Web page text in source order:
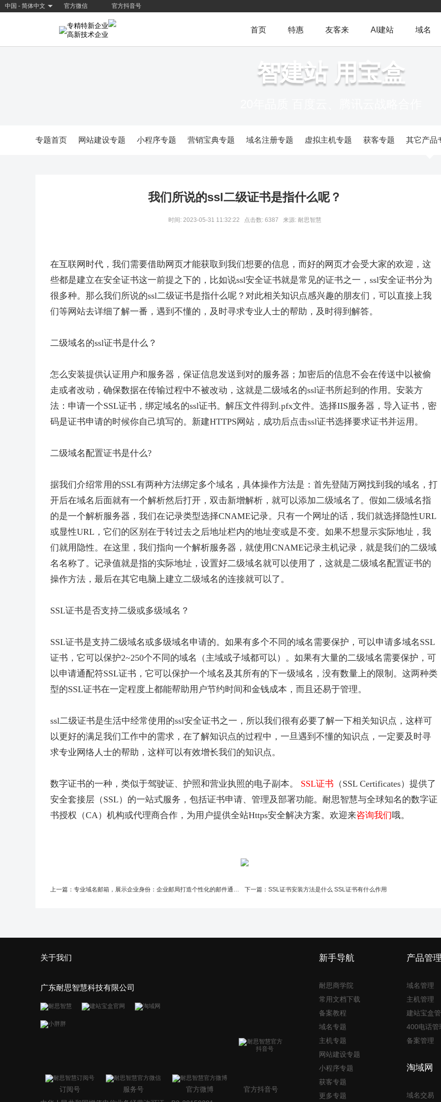
中国 - 简体中文 官方微信 官方抖音号
专精特新企业
高新技术企业
首页 特惠 友客来 AI建站 域名
智建站 用宝盒
专题首页 网站建设专题 小程序专题 营销宝典专题 域名注册专题 虚拟主机专题 获客专题 其它产品
我们所说的ssl二级证书是指什么呢？
时间: 2023-05-31 11:32:22 点击数: 6387 来源: 耐思智慧
在互联网时代，我们需要借助网页才能获取到我们想要的信息，而好的网页才会受大家的欢迎，这
些都是建立在安全证书这一前提之下的，比如说ssl安全证书就是常见的证书之一，ssl安全证书分为
很多种。那么我们所说的ssl二级证书是指什么呢？对此相关知识点感兴趣的朋友们，可以直接上我
们等网站去详细了解一番，遇到不懂的，及时寻求专业人士的帮助，及时得到解答。
二级域名的ssl证书是什么？
怎么安装提供认证用户和服务器，保证信息发送到对的服务器；加密后的信息不会在传送中以被偷
走或者改动，确保数据在传输过程中不被改动，这就是二级域名的ssl证书所起到的作用。安装方
法：申请一个SSL证书，绑定域名的ssl证书。解压文件得到.pfx文件。选择IIS服务器，导入证书，密
码是证书申请的时候你自己填写的。新建HTTPS网站，成功后点击ssl证书选择要求证书并运用。
二级域名配置证书是什么?
据我们介绍常用的SSL有两种方法绑定多个域名，具体操作方法是：首先登陆万网找到我的域名，打
开后在域名后面就有一个解析然后打开，双击新增解析，就可以添加二级域名了。假如二级域名指
的是一个解析服务器，我们在记录类型选择CNAME记录。只有一个网址的话，我们就选择隐性URL
或显性URL，它们的区别在于转过去之后地址栏内的地址变或是不变。如果不想显示实际地址，我
们就用隐性。在这里，我们指向一个解析服务器，就使用CNAME记录主机记录，就是我们的二级域
名名称了。记录值就是指的实际地址，设置好二级域名就可以使用了，这就是二级域名配置证书的
操作方法，最后在其它电脑上建立二级域名的连接就可以了。
SSL证书是否支持二级或多级域名？
SSL证书是支持二级域名或多级域名申请的。如果有多个不同的域名需要保护，可以申请多域名SSL
证书，它可以保护2~250个不同的域名（主域或子域都可以）。如果有大量的二级域名需要保护，可
以申请通配符SSL证书，它可以保护一个域名及其所有的下一级域名，没有数量上的限制。这两种类
型的SSL证书在一定程度上都能帮助用户节约时间和金钱成本，而且还易于管理。
ssl二级证书是生活中经常使用的ssl安全证书之一，所以我们很有必要了解一下相关知识点，这样可
以更好的满足我们工作中的需求，在了解知识点的过程中，一旦遇到不懂的知识点，一定要及时寻
求专业网络人士的帮助，这样可以有效增长我们的知识点。
数字证书的一种，类似于驾驶证、护照和营业执照的电子副本。 SSL证书 （SSL Certificates）提供了
安全套接层（SSL）的一站式服务，包括证书申请、管理及部署功能。耐思智慧与全球知名的数字证
书授权（CA）机构或代理商合作，为用户提供全站Https安全解决方案。欢迎来咨询我们哦。
上一篇： 专业域名邮箱，展示企业身份：企业邮局打造个性化的邮件通信形象 下一篇： SSL证书安装方法是什么 SSL证书有什么作用
关于我们
广东耐思智慧科技有限公司
订阅号 服务号 官方微博
官方抖音号
新手导航
耐思商学院
常用文档下载
备案教程
域名专题
主机专题
网站建设专题
小程序专题
获客专题
更多专题
产品管
域名管理
主机管理
建站宝盒
400电话管
备案管理
淘域网
域名交易